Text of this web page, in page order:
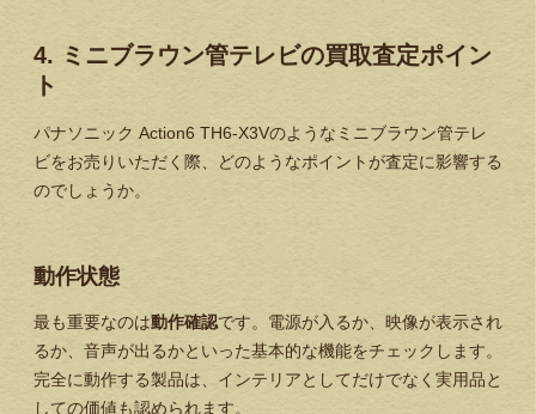
4. ミニブラウン管テレビの買取査定ポイン
ト
パナソニック Action6 TH6-X3Vのようなミニブラウン管テレ
ビをお売りいただく際、どのようなポイントが査定に影響する
のでしょうか。
動作状態
最も重要なのは動作確認です。電源が入るか、映像が表示され
るか、音声が出るかといった基本的な機能をチェックします。
完全に動作する製品は、インテリアとしてだけでなく実用品と
しての価値も認められます。